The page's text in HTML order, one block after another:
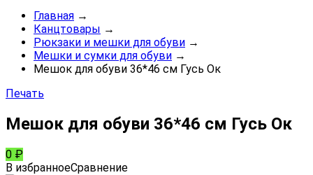
Главная →
Канцтовары →
Рюкзаки и мешки для обуви →
Мешки и сумки для обуви →
Мешок для обуви 36*46 см Гусь Ок
Печать
Мешок для обуви 36*46 см Гусь Ок
0 ₽
В избранноеСравнение